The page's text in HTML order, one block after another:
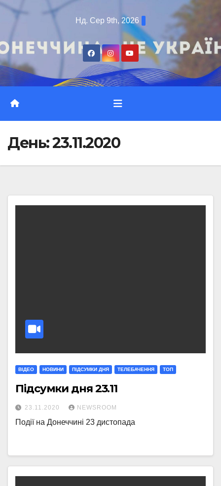
Перейти
Нд. Сер 9th, 2026
День:23.11.2020
ВІДЕО НОВИНИ ПІДСУМКИ ДНЯ ТЕЛЕБАЧЕННЯ ТОП
Підсумки дня 23.11
23.11.2020 NEWSROOM
Події на Донеччині 23 дистопада